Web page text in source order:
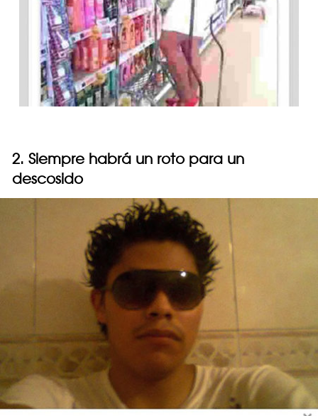
2. Siempre habrá un roto para un
descosido